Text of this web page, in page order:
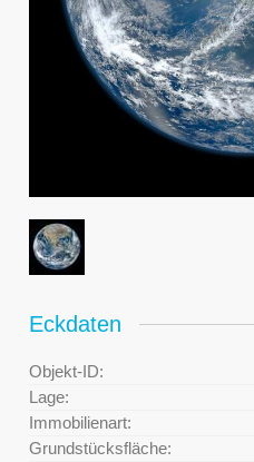
Eckdaten
Objekt-ID:
Lage:
Immobilienart:
Grundstücksfläche: